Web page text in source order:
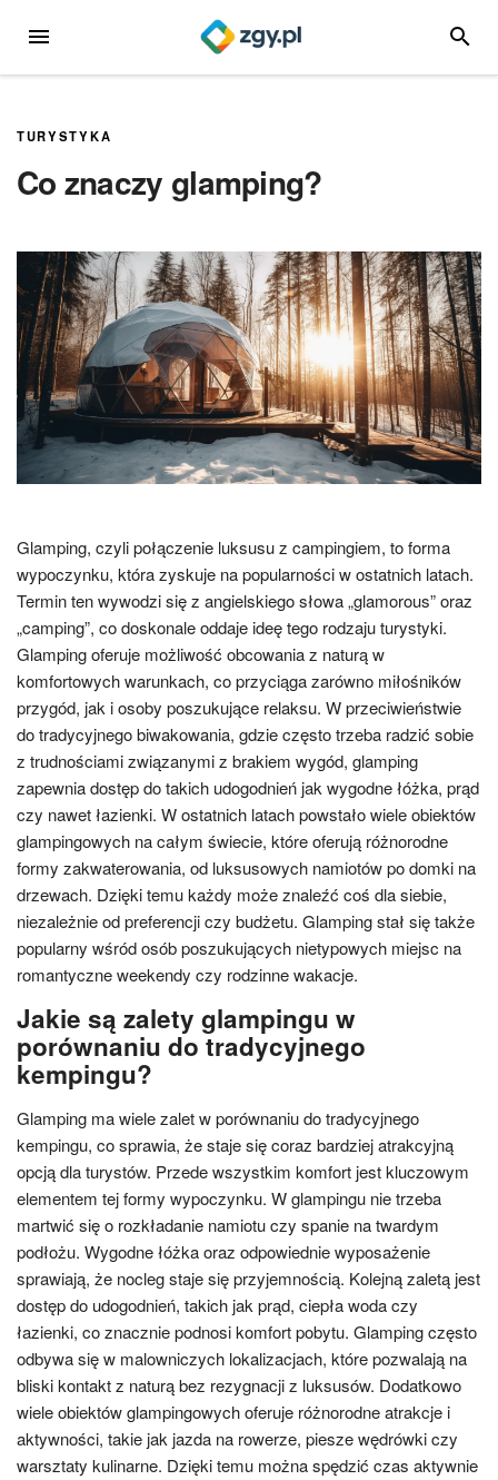
MENU
TURYSTYKA
Co znaczy glamping?
Glamping, czyli połączenie luksusu z campingiem, to forma
wypoczynku, która zyskuje na popularności w ostatnich latach.
Termin ten wywodzi się z angielskiego słowa „glamorous” oraz
„camping”, co doskonale oddaje ideę tego rodzaju turystyki.
Glamping oferuje możliwość obcowania z naturą w
komfortowych warunkach, co przyciąga zarówno miłośników
przygód, jak i osoby poszukujące relaksu. W przeciwieństwie
do tradycyjnego biwakowania, gdzie często trzeba radzić sobie
z trudnościami związanymi z brakiem wygód, glamping
zapewnia dostęp do takich udogodnień jak wygodne łóżka, prąd
czy nawet łazienki. W ostatnich latach powstało wiele obiektów
glampingowych na całym świecie, które oferują różnorodne
formy zakwaterowania, od luksusowych namiotów po domki na
drzewach. Dzięki temu każdy może znaleźć coś dla siebie,
niezależnie od preferencji czy budżetu. Glamping stał się także
popularny wśród osób poszukujących nietypowych miejsc na
romantyczne weekendy czy rodzinne wakacje.
Jakie są zalety glampingu w
porównaniu do tradycyjnego
kempingu?
Glamping ma wiele zalet w porównaniu do tradycyjnego
kempingu, co sprawia, że staje się coraz bardziej atrakcyjną
opcją dla turystów. Przede wszystkim komfort jest kluczowym
elementem tej formy wypoczynku. W glampingu nie trzeba
martwić się o rozkładanie namiotu czy spanie na twardym
podłożu. Wygodne łóżka oraz odpowiednie wyposażenie
sprawiają, że nocleg staje się przyjemnością. Kolejną zaletą jest
dostęp do udogodnień, takich jak prąd, ciepła woda czy
łazienki, co znacznie podnosi komfort pobytu. Glamping często
odbywa się w malowniczych lokalizacjach, które pozwalają na
bliski kontakt z naturą bez rezygnacji z luksusów. Dodatkowo
wiele obiektów glampingowych oferuje różnorodne atrakcje i
aktywności, takie jak jazda na rowerze, piesze wędrówki czy
warsztaty kulinarne. Dzięki temu można spędzić czas aktywnie